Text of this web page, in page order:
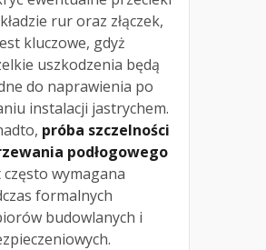
rur oraz złączek,
kluczowe, gdyż
uszkodzenia będą
do naprawienia po
instalacji jastrychem.
próba szczelności
podłogowego
często wymagana
formalnych
budowlanych i